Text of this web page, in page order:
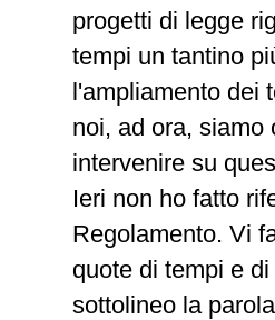
progetti di legge
tempi un tantino
l'ampliamento dei
noi, ad ora, siamo
intervenire su
Ieri non ho fatto
Regolamento. Vi
quote di tempi e
sottolineo la